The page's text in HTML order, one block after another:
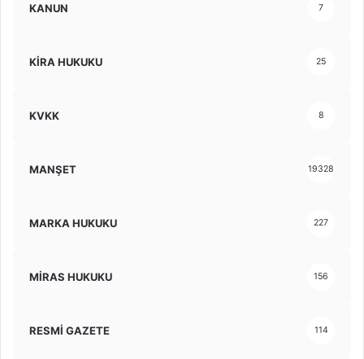
KANUN 7
KİRA HUKUKU 25
KVKK 8
MANŞET 19328
MARKA HUKUKU 227
MİRAS HUKUKU 156
RESMİ GAZETE 114